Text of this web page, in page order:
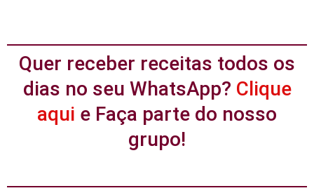
Quer receber receitas todos os
dias no seu WhatsApp? Clique
aqui e Faça parte do nosso
grupo!